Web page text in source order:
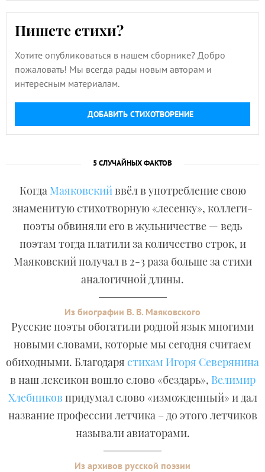
Пишете стихи?
Хотите опубликоваться в нашем сборнике? Добро
пожаловать! Мы всегда рады новым авторам и
интересным материалам.
ДОБАВИТЬ СТИХОТВОРЕНИЕ
5 СЛУЧАЙНЫХ ФАКТОВ
Когда Маяковскийввёл в употребление свою
знаменитую стихотворную «лесенку», коллеги-
поэты обвиняли его в жульничестве — ведь
поэтам тогда платили за количество строк, и
Маяковский получал в 2-3 раза больше за стихи
аналогичной длины.
Из биографии В. В. Маяковского
Русские поэты обогатили родной язык многими
новыми словами, которые мы сегодня считаем
обиходными. Благодаря стихам Игоря Северянина
в наш лексикон вошло слово «бездарь», Велимир
Хлебников придумал слово «изможденный» и дал
название профессии летчика – до этого летчиков
называли авиаторами.
Из архивов русской поэзии